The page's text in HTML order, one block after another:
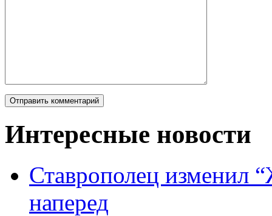
Интересные новости
Ставрополец изменил
наперед